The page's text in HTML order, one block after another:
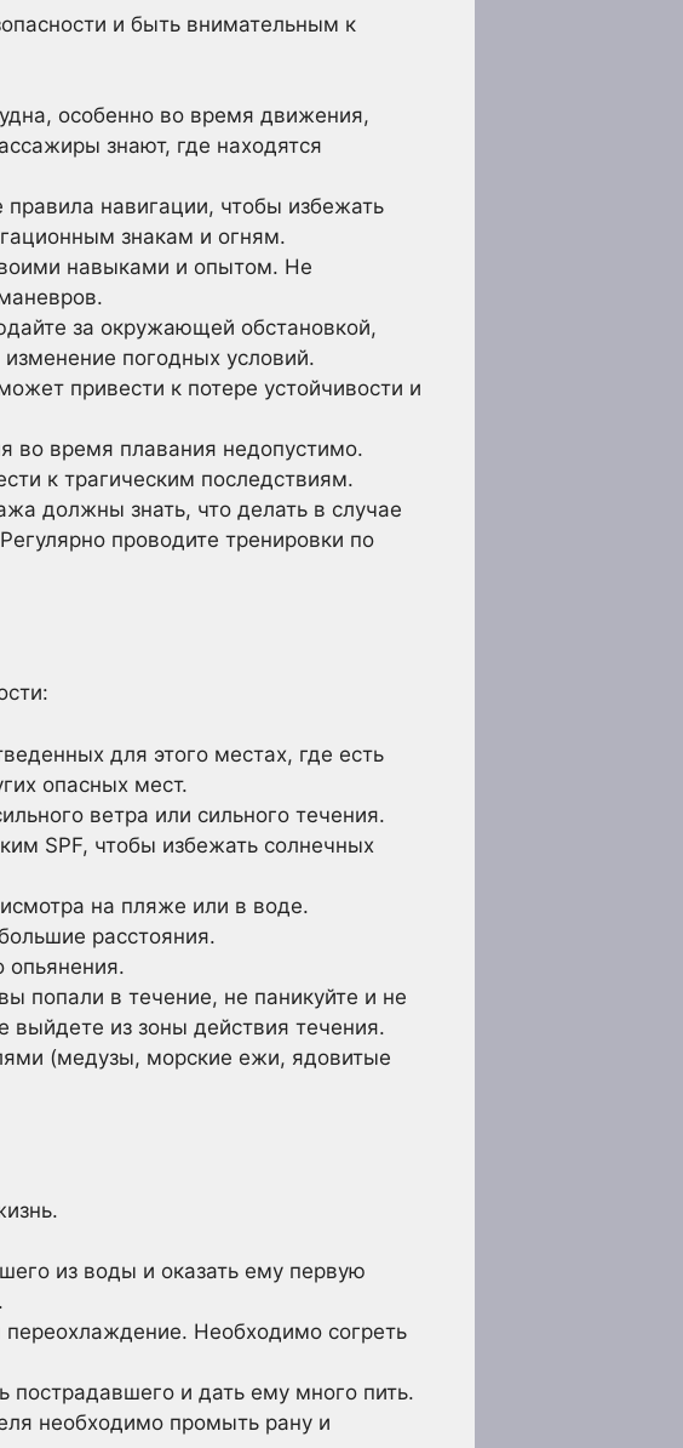
и быть внимательным к
особенно во время движения,
знают, где находятся
навигации, чтобы избежать
знакам и огням.
навыками и опытом. Не
за окружающей обстановкой,
погодных условий.
привести к потере устойчивости и
во время плавания недопустимо.
к трагическим последствиям.
должны знать, что делать в случае
проводите тренировки по
для этого местах, где есть
опасных мест.
ветра или сильного течения.
SPF, чтобы избежать солнечных
на пляже или в воде.
расстояния.
опьянения.
попали в течение, не паникуйте и не
выйдете из зоны действия течения.
(медузы, морские ежи, ядовитые
из воды и оказать ему первую
Необходимо согреть
и дать ему много пить.
необходимо промыть рану и